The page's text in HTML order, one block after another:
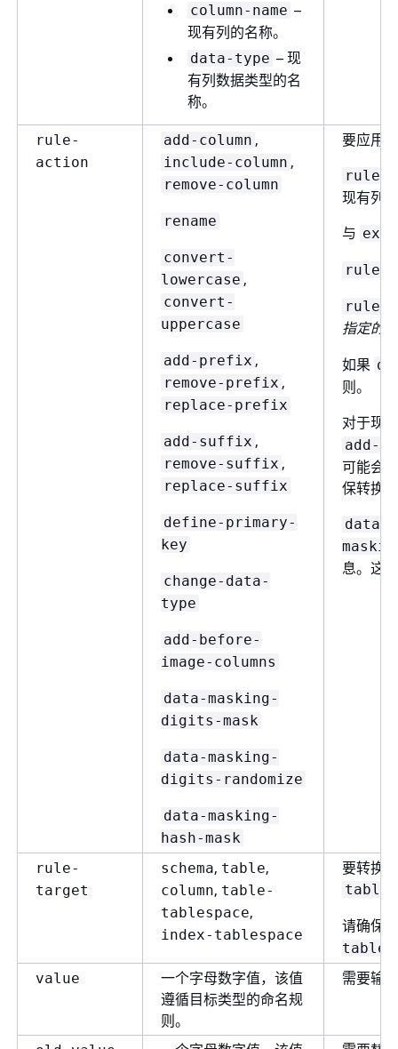
column-name –
现有列的名称。
data-type – 现
有列数据类型的名
称。
rule-
action
add-column ,
include-column ,
remove-column
rename
convert-
lowercase ,
convert-
uppercase
add-prefix ,
remove-prefix ,
replace-prefix
add-suffix ,
remove-suffix ,
replace-suffix
define-primary-
key
change-data-
type
add-before-
image-columns
data-masking-
digits-mask
data-masking-
digits-randomize
data-masking-
hash-mask
要应用
rule-
现有列
与
rule-
rule-
指定的列
如果
则。
对于现
add-
可能会
保转换
data-
息。这
rule-
target
schema, table,
column, table-
tablespace,
index-tablespace
要转换
table-
请确保
value
一个字母数字值，该值
遵循目标类型的命名规
则。
需要输